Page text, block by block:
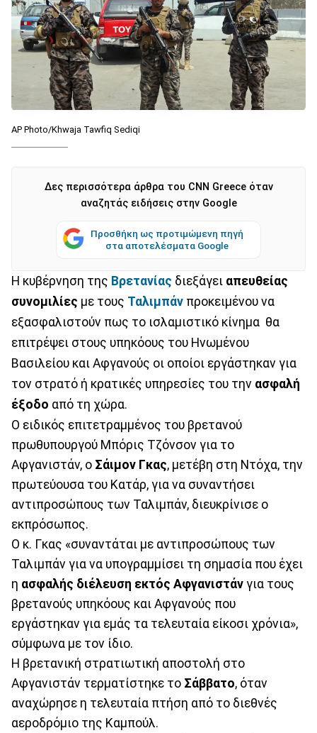
AP Photo/Khwaja Tawfiq Sediqi
Δες περισσότερα άρθρα του CNN Greece όταν
αναζητάς ειδήσεις στην Google
Προσθήκη ως προτιμώμενη πηγή
στα αποτελέσματα Google
Η κυβέρνηση της Βρετανίας διεξάγει απευθείας
συνομιλίες με τους Ταλιμπάν προκειμένου να
εξασφαλιστούν πως το ισλαμιστικό κίνημα θα
επιτρέψει στους υπηκόους του Ηνωμένου
Βασιλείου και Αφγανούς οι οποίοι εργάστηκαν για
τον στρατό ή κρατικές υπηρεσίες του την ασφαλή
έξοδο από τη χώρα.
Ο ειδικός επιτετραμμένος του βρετανού
πρωθυπουργού Μπόρις Τζόνσον για το
Αφγανιστάν, ο Σάιμον Γκας, μετέβη στη Ντόχα, την
πρωτεύουσα του Κατάρ, για να συναντήσει
αντιπροσώπους των Ταλιμπάν, διευκρίνισε ο
εκπρόσωπος.
Ο κ. Γκας «συναντάται με αντιπροσώπους των
Ταλιμπάν για να υπογραμμίσει τη σημασία που έχει
η ασφαλής διέλευση εκτός Αφγανιστάν για τους
βρετανούς υπηκόους και Αφγανούς που
εργάστηκαν για εμάς τα τελευταία είκοσι χρόνια»,
σύμφωνα με τον ίδιο.
Η βρετανική στρατιωτική αποστολή στο
Αφγανιστάν τερματίστηκε το Σάββατο, όταν
αναχώρησε η τελευταία πτήση από το διεθνές
αεροδρόμιο της Καμπούλ.